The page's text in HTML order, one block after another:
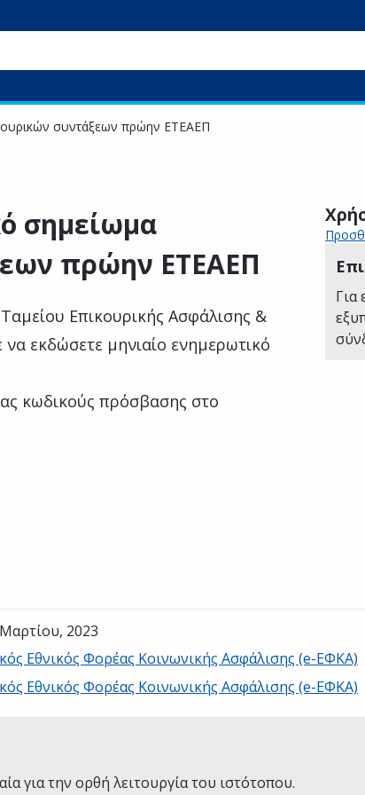
για την ορθή λειτουργία του ιστότοπου.
συντάξεων πρώην ΕΤΕΑΕΠ
σημείωμα
πρώην ΕΤΕΑΕΠ
Επικουρικής Ασφάλισης &
εκδώσετε μηνιαίο ενημερωτικό
κωδικούς πρόσβασης στο
Για
2023
Εθνικός Φορέας Κοινωνικής Ασφάλισης (e-ΕΦΚΑ)
Εθνικός Φορέας Κοινωνικής Ασφάλισης (e-ΕΦΚΑ)